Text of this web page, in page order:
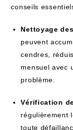
conseils
Nettoyage
peuvent
cendres,
mensuel avec
problème.
Vérification
régulièrement
toute